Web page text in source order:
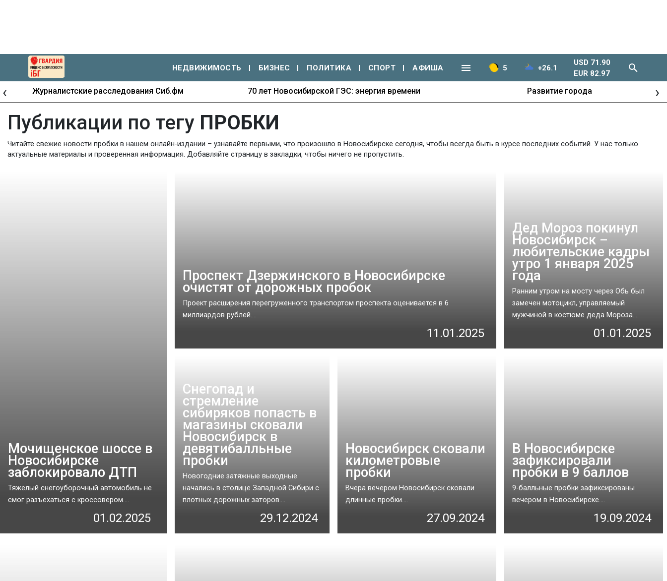
НЕДВИЖИМОСТЬ БИЗНЕС ПОЛИТИКА СПОРТ АФИША 5 +26.1
USD 71.90
EUR 82.97
Журналистские расследования Сиб.фм 70 лет Новосибирской ГЭС: энергия времени Развитие города
‹ ›
Публикации по тегу ПРОБКИ
Читайте свежие новости пробки в нашем онлайн-издании – узнавайте первыми, что произошло в Новосибирске сегодня, чтобы всегда быть в курсе последних событий. У нас только
актуальные материалы и проверенная информация. Добавляйте страницу в закладки, чтобы ничего не пропустить.
Мочищенское шоссе в
Новосибирске
заблокировало ДТП
Тяжелый снегоуборочный автомобиль не
смог разъехаться с кроссовером....
01.02.2025
Проспект Дзержинского в Новосибирске
очистят от дорожных пробок
Проект расширения перегруженного транспортом проспекта оценивается в 6
миллиардов рублей....
11.01.2025
Дед Мороз покинул
Новосибирск –
любительские кадры
утро 1 января 2025
года
Ранним утром на мосту через Обь был
замечен мотоцикл, управляемый
мужчиной в костюме деда Мороза....
01.01.2025
Снегопад и
стремление
сибиряков попасть в
магазины сковали
Новосибирск в
девятибалльные
пробки
Новогодние затяжные выходные
начались в столице Западной Сибири с
плотных дорожных заторов....
29.12.2024
Новосибирск сковали
километровые
пробки
Вчера вечером Новосибирск сковали
длинные пробки....
27.09.2024
В Новосибирске
зафиксировали
пробки в 9 баллов
9-балльные пробки зафиксированы
вечером в Новосибирске....
19.09.2024